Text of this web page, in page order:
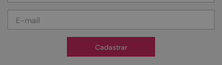
Cadastrar